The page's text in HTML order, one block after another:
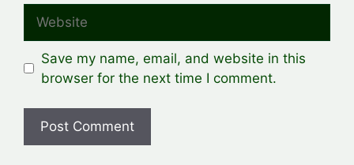
Save my name, email, and website in this
browser for the next time I comment.